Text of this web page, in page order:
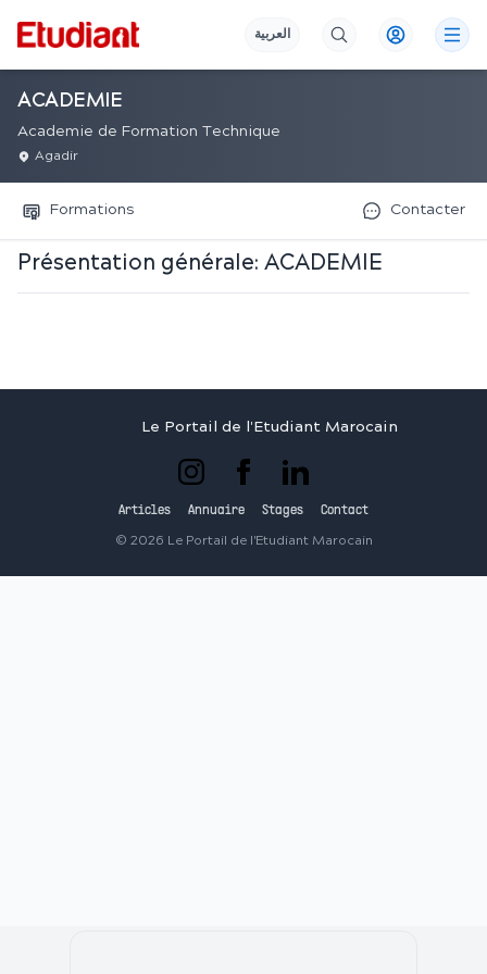
العربية
ACADEMIE
Academie de Formation Technique
Agadir
Formations Contacter
Présentation générale: ACADEMIE
Le Portail de l'Etudiant Marocain
Articles Annuaire Stages Contact
© 2026 Le Portail de l'Etudiant Marocain